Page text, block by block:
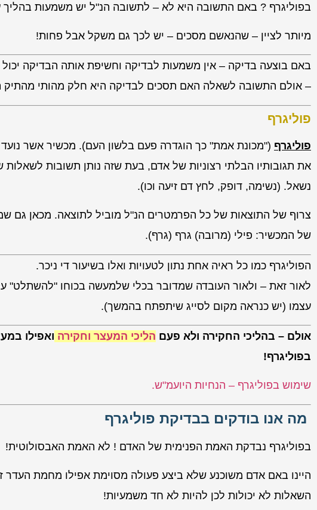
בפוליגרף ? באם התשובה היא לא – לתשובה הנ"ל יש משמעות בהליך
מיותר לציין – שהנאשם מסכים – יש לכך גם משקל אבל פחות!
באם בוצעה בדיקה – אין משמעות לבדיקה וחשיפת אותה הבדיקה יכול
– אולם התשובה לשאלה האם תסכים לבדיקה היא חלק מהותי מהתיק
פוליגרף
פוליגרף ("מכונת אמת" כך הוגדרה פעם בלשון העם). מכשיר אשר
את תגובותיו הבלתי רצוניות של אדם, בעת שזה נותן תשובות לשאלות
נשאל. (נשימה, דופק, לחץ דם זיעה וכו).
צרוף של התוצאות של כל הפרמטרים הנ"ל מוביל לתוצאה. מכאן גם
של המכשיר: פילי (מרובה) גרף (גרף).
הפוליגרף כמו כל ראיה אחת נתון לטעויות ואלו בשיעור די ניכר.
לאור זאת – ולאור העובדה שמדובר בכלי שלמעשה בכוחו "להשתלט"
עצמו (יש כנראה מקום לסייג שיתפתח בהמשך).
אולם – בהליכי החקירה ולא פעם הליכי המעצר וחקירה ואפילו
בפוליגרף!
שימוש בפוליגרף – הנחיות היועמ"ש.
מה אנו בודקים בבדיקת פוליגרף
בפוליגרף נבדקת האמת הפנימית של האדם ! לא האמת האבסולוטית!
היינו באם אדם משוכנע שלא ביצע פעולה מסוימת אפילו מחמת העדר
השאלות לא יכולות לכן להיות לא חד משמעיות!